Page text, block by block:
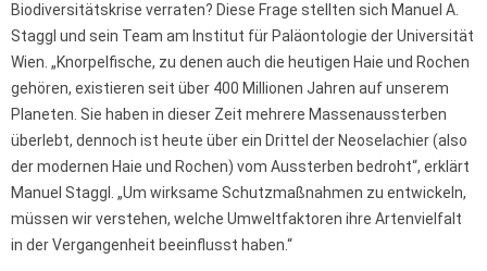
Biodiversitätskrise verraten? Diese Frage stellten sich Manuel A.
Staggl und sein Team am Institut für Paläontologie der Universität
Wien. „Knorpelfische, zu denen auch die heutigen Haie und Rochen
gehören, existieren seit über 400 Millionen Jahren auf unserem
Planeten. Sie haben in dieser Zeit mehrere Massenaussterben
überlebt, dennoch ist heute über ein Drittel der Neoselachier (also
der modernen Haie und Rochen) vom Aussterben bedroht“, erklärt
Manuel Staggl. „Um wirksame Schutzmaßnahmen zu entwickeln,
müssen wir verstehen, welche Umweltfaktoren ihre Artenvielfalt
in der Vergangenheit beeinflusst haben.“